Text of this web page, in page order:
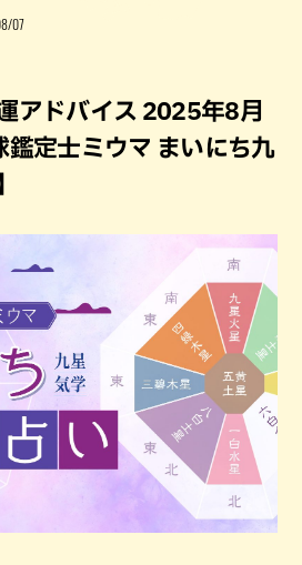
07
アドバイス 2025年8月
鑑定士ミウマ まいにち九